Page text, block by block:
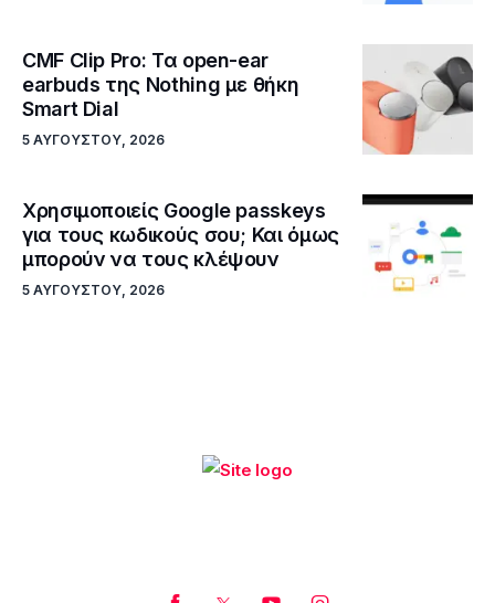
CMF Clip Pro: Τα open-ear
earbuds της Nothing με θήκη
Smart Dial
5 ΑΥΓΟΎΣΤΟΥ, 2026
Χρησιμοποιείς Google passkeys
για τους κωδικούς σου; Και όμως
μπορούν να τους κλέψουν
5 ΑΥΓΟΎΣΤΟΥ, 2026